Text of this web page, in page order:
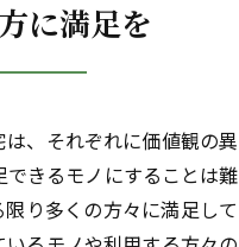
に満足を
、それぞれに価値観の異
きるモノにすることは難
り多くの方々に満足して